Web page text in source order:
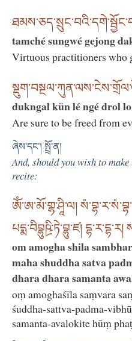
tamché sungwé gejong
Virtuous practitioners who
dukngal kün lé ngé drol lo
Are sure to be freed from
ཞེས་དང་། སྤྲོ་ན།
And, should you wish to
recite:
ཨོཾ་ཨ་མོ་གྷ་ཤཱི་ལ།
པདྨ་བིབྷུཥྲི་ཏེ་བྷུ་ཛ། དྷ་ར་དྷ་ར།
om amogha shila
maha shuddha satva
dhara dhara samanta
oṃ amoghaśīla saṃvara
śuddha-sattva-padma-
samanta-avalokite hūṃ